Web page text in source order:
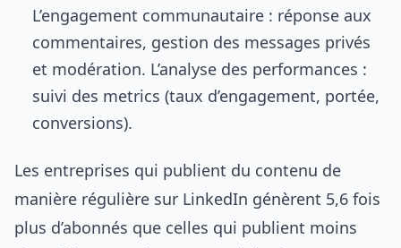
L’engagement communautaire : réponse aux
commentaires, gestion des messages privés
et modération. L’analyse des performances :
suivi des metrics (taux d’engagement, portée,
conversions).
Les entreprises qui publient du contenu de
manière régulière sur LinkedIn génèrent 5,6 fois
plus d’abonnés que celles qui publient moins